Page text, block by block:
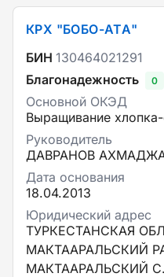
КРХ "БОБО-АТА"
БИН 130464021291
Благонадежность
0
Основной ОКЭД
Выращивание
Руководитель
ДАВРАНОВ
Дата основания
18.04.2013
Юридический адрес
ТУРКЕСТАНСКАЯ
МАКТААРАЛЬСКИЙ
МАКТААРАЛЬСКИЙ